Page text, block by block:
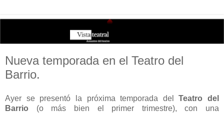
Nueva temporada en el Teatro del
Barrio.
Ayer se presentó la próxima temporada delTeatro del
Barrio (o más bien el primer trimestre), con una